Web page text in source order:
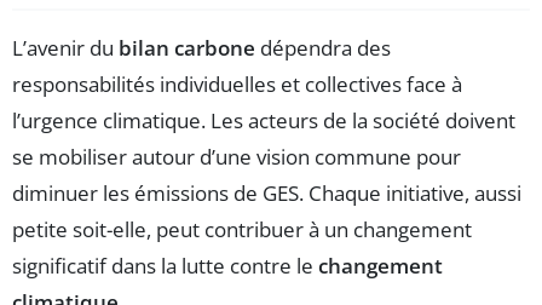
L’avenir du bilan carbone dépendra des
responsabilités individuelles et collectives face à
l’urgence climatique. Les acteurs de la société doivent
se mobiliser autour d’une vision commune pour
diminuer les émissions de GES. Chaque initiative, aussi
petite soit-elle, peut contribuer à un changement
significatif dans la lutte contre le changement